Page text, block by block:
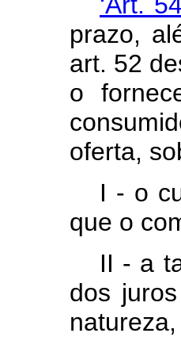
prazo,
art. 52
o
oferta,
I - o
que o
II - a
dos